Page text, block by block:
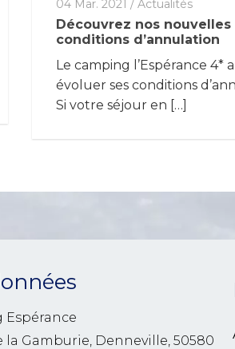
04 Mar. 2021 / Actualités
Découvrez nos nouvelles
conditions d’annulation
Le camping l’Espérance 4*
évoluer ses conditions
Si votre séjour en […]
Espérance
la Gamburie, Denneville, 50580